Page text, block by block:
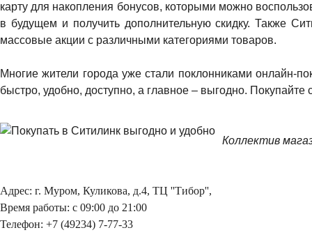
карту для накопления бонусов, которыми можно
в будущем и получить дополнительную скидку. Также
массовые акции с различными категориями товаров.
Многие жители города уже стали поклонниками онлайн-
быстро, удобно, доступно, а главное – выгодно. Покупайте
Коллектив
Адрес: г. Муром, Куликова, д.4, ТЦ ''Тибор'',
Время работы: с 09:00 до 21:00
Телефон: +7 (49234) 7-77-33